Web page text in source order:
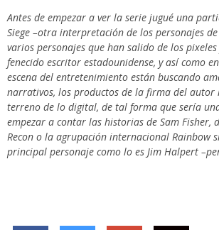
Antes de empezar a ver la serie jugué una
Siege –otra interpretación de los personajes de
varios personajes que han salido de los
fenecido escritor estadounidense, y así como
escena del entretenimiento están buscando
narrativos, los productos de la firma del autor
terreno de lo digital, de tal forma que sería
empezar a contar las historias de Sam Fisher,
Recon o la agrupación internacional Rainbow
principal personaje como lo es Jim Halpert